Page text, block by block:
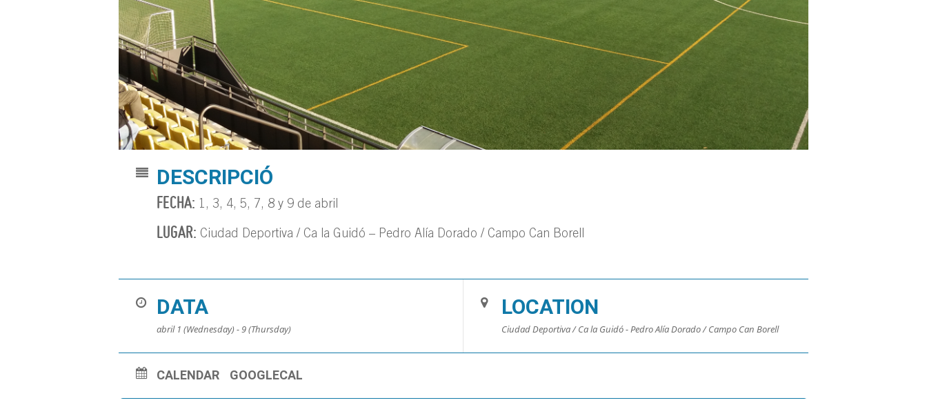
DESCRIPCIÓ
FECHA: 1, 3, 4, 5, 7, 8 y 9 de abril
LUGAR: Ciudad Deportiva / Ca la Guidó – Pedro Alía Dorado / Campo Can Borell
DATA
abril 1 (Wednesday) - 9 (Thursday)
LOCATION
Ciudad Deportiva / Ca la Guidó - Pedro Alía Dorado / Campo Can Borell
CALENDAR GOOGLECAL